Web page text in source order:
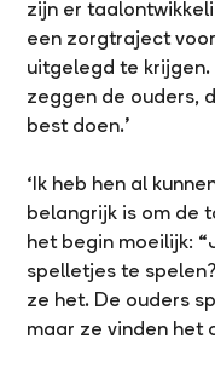
zijn er
een zorgtraject
uitgelegd te
zeggen de ouders,
best doen.’
‘Ik heb hen al
belangrijk is om de
het begin moeilijk:
spelletjes te
ze het. De ouders
maar ze vinden het